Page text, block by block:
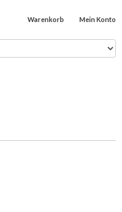
Warenkorb Mein Konto